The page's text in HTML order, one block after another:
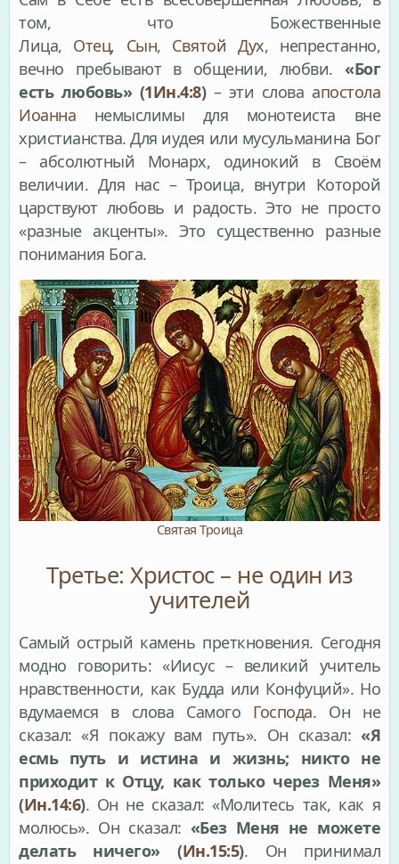
том, что Божественные
Лица, Отец, Сын, Святой Дух, непрестанно,
вечно пребывают в общении, любви. «Бог
есть любовь» (1Ин.4:8)– эти слова апостола
Иоанна немыслимы для монотеиста вне
христианства. Для иудея или мусульманина Бог
– абсолютный Монарх, одинокий в Своём
величии. Для нас – Троица, внутри Которой
царствуют любовь и радость. Это не просто
«разные акценты». Это существенно разные
понимания Бога.
Святая Троица
Третье: Христос – не один из
учителей
Самый острый камень преткновения. Сегодня
модно говорить: «Иисус – великий учитель
нравственности, как Будда или Конфуций». Но
вдумаемся в слова Самого Господа. Он не
сказал: «Я покажу вам путь». Он сказал: «Я
есмь путь и истина и жизнь; никто не
приходит к Отцу, как только через Меня»
(Ин.14:6). Он не сказал: «Молитесь так, как я
молюсь». Он сказал: «Без Меня не можете
делать ничего» (Ин.15:5). Он принимал